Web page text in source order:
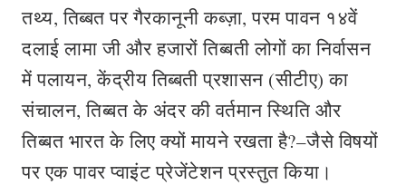
तथ्य, तिब्बत पर गैरकानूनी कब्ज़ा, परम पावन १४वें
दलाई लामा जी और हजारों तिब्बती लोगों का निर्वासन
में पलायन, केंद्रीय तिब्बती प्रशासन (सीटीए) का
संचालन, तिब्बत के अंदर की वर्तमान स्थिति और
तिब्बत भारत के लिए क्यों मायने रखता है?–जैसे विषयों
पर एक पावर प्वाइंट प्रेजेंटेशन प्रस्तुत किया।